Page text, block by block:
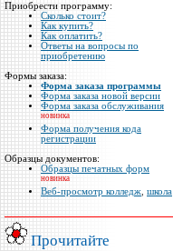
Приобрести программу:
Сколько стоит?
Как купить?
Как оплатить?
Ответы на вопросы по
приобретению
Формы заказа:
Форма заказа программы
Форма заказа новой версии
Форма заказа обслуживания
новинка
Форма получения кода
регистрации
Образцы документов:
Образцы печатных форм
новинка
Веб-просмотр колледж, школа
Прочитайте